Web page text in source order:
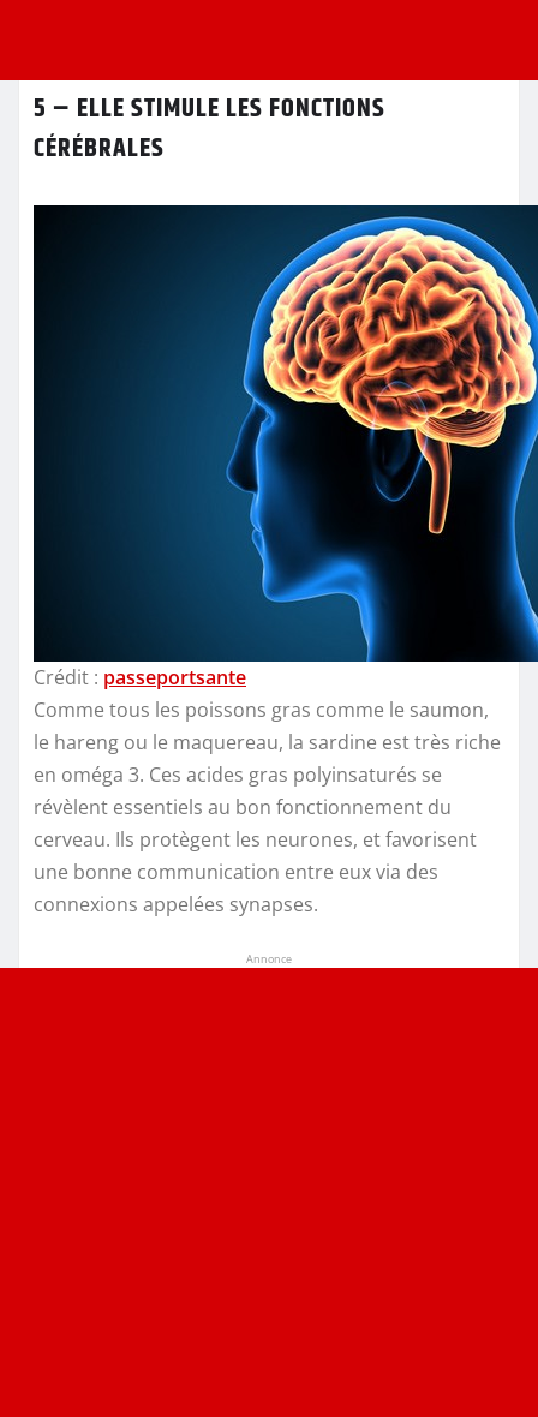
5 – ELLE STIMULE LES FONCTIONS
CÉRÉBRALES
Crédit : passeportsante
Comme tous les poissons gras comme le saumon,
le hareng ou le maquereau, la sardine est très riche
en oméga 3. Ces acides gras polyinsaturés se
révèlent essentiels au bon fonctionnement du
cerveau. Ils protègent les neurones, et favorisent
une bonne communication entre eux via des
connexions appelées synapses.
Annonce